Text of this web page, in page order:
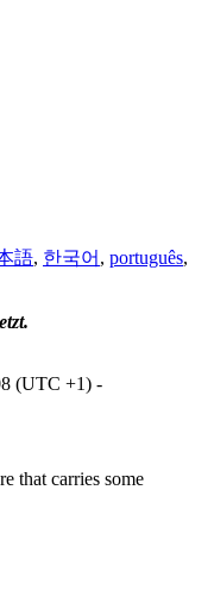
語, 한국어 , português,
(UTC +1) -
that carries some